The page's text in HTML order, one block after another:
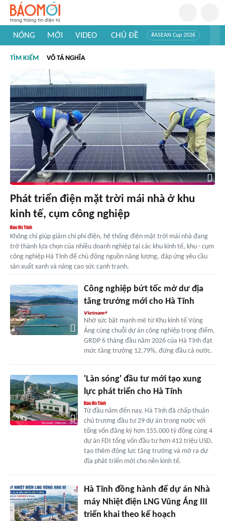
NÓNG MỚI VIDEO CHỦ ĐỀ #ASEAN Cup 2026
#Khám phá thế giới
TÌM KIẾM VÕ TÁ NGHĨA
Phát triển điện mặt trời mái nhà ở khu
kinh tế, cụm công nghiệp
Không chỉ giúp giảm chi phí điện, hệ thống điện mặt trời mái nhà đang
trở thành lựa chọn của nhiều doanh nghiệp tại các khu kinh tế, khu - cụm
công nghiệp Hà Tĩnh để chủ động nguồn năng lượng, đáp ứng yêu cầu
sản xuất xanh và nâng cao sức cạnh tranh.
Công nghiệp bứt tốc mở dư địa
tăng trưởng mới cho Hà Tĩnh
Nhờ sức bật mạnh mẽ từ Khu kinh tế Vũng
Áng cùng chuỗi dự án công nghiệp trọng điểm,
GRDP 6 tháng đầu năm 2026 của Hà Tĩnh đạt
mức tăng trưởng 12,79%, đứng đầu cả nước.
'Làn sóng' đầu tư mới tạo xung
lực phát triển cho Hà Tĩnh
Từ đầu năm đến nay, Hà Tĩnh đã chấp thuận
chủ trương đầu tư 29 dự án trong nước với
tổng vốn đăng ký hơn 155.000 tỷ đồng cùng 4
dự án FDI tổng vốn đầu tư hơn 412 triệu USD,
tạo thêm động lực tăng trưởng và mở ra dư
địa phát triển mới cho nền kinh tế.
Hà Tĩnh đồng hành để dự án Nhà
máy Nhiệt điện LNG Vũng Áng III
triển khai theo kế hoạch